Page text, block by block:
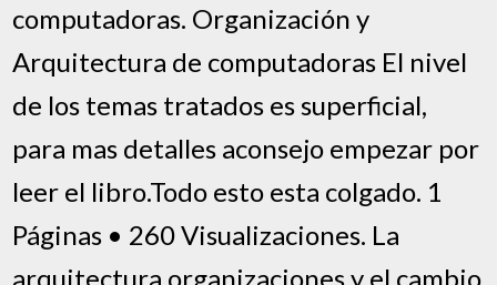
computadoras. Organización y
Arquitectura de computadoras El nivel
de los temas tratados es superficial,
para mas detalles aconsejo empezar por
leer el libro.Todo esto esta colgado. 1
Páginas • 260 Visualizaciones. La
arquitectura organizaciones y el cambio